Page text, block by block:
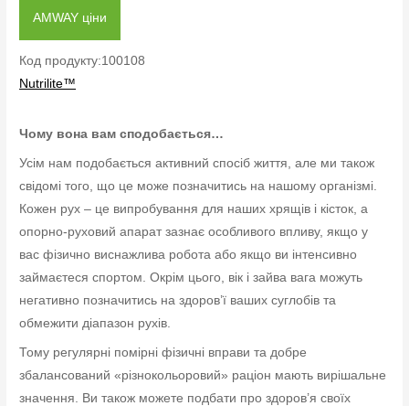
AMWAY ціни
Код продукту:100108
Nutrilite™
Чому вона вам сподобається…
Усім нам подобається активний спосіб життя, але ми також
свідомі того, що це може позначитись на нашому організмі.
Кожен рух – це випробування для наших хрящів і кісток, а
опорно-руховий апарат зазнає особливого впливу, якщо у
вас фізично виснажлива робота або якщо ви інтенсивно
займаєтеся спортом. Окрім цього, вік і зайва вага можуть
негативно позначитись на здоров’ї ваших суглобів та
обмежити діапазон рухів.
Тому регулярні помірні фізичні вправи та добре
збалансований «різнокольоровий» раціон мають вирішальне
значення. Ви також можете подбати про здоров’я своїх